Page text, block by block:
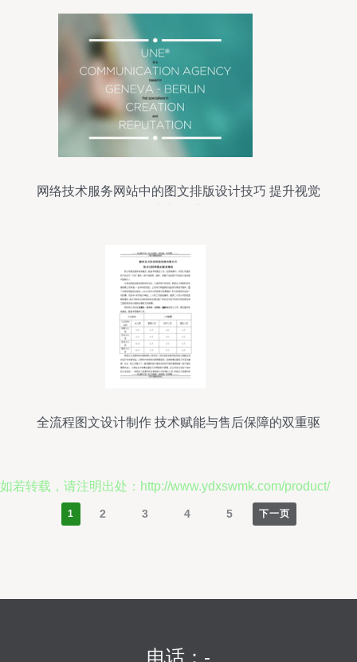
网络技术服务网站中的图文排版设计技巧 提升视觉
全流程图文设计制作 技术赋能与售后保障的双重驱
如若转载，请注明出处：http://www.ydxswmk.com/product/
1 2 3 4 5 下一页
电话：-